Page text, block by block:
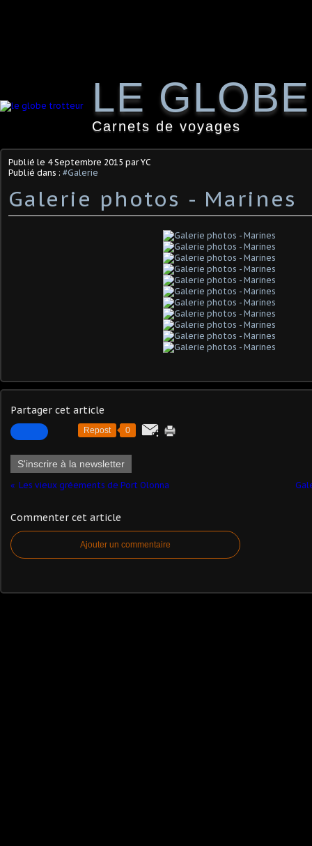
LE
Carnets de voyages
Publié le 4 Septembre 2015 par YC
Publié dans : #Galerie
Galerie photos - Marines
Partager cet article
Repost 0
S'inscrire à la newsletter
Les vieux gréements de Port Olonna
Commenter cet article
Ajouter un commentaire